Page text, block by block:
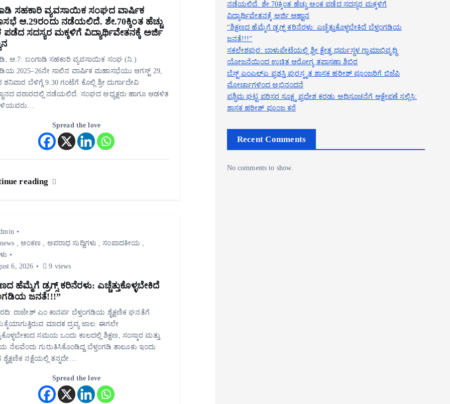
ಸಹಕಾರಿ ವ್ಯವಸಾಯಿಕ ಸಂಘದ ವಾರ್ಷಿಕ
ಆ.29ರಂದು ನಡೆಯಲಿದೆ. ಶೇ.70ಕ್ಕಿಂತ ಹೆಚ್ಚು
ಪಡೆದ ಸದಸ್ಯರ ಮಕ್ಕಳಿಗೆ ವಿದ್ಯಾರ್ಥಿವೇತನಕ್ಕೆ ಅರ್ಜಿ
ಆ.7: ಬಂಗಾಡಿ ಸಹಕಾರಿ ವ್ಯವಸಾಯಿಕ ಸಂಘ (ನಿ.)
2025–26ನೇ ಸಾಲಿನ ವಾರ್ಷಿಕ ಮಹಾಸಭೆಯು ಆಗಸ್ಟ್ 29,
ಶನಿವಾರ ಬೆಳಿಗ್ಗೆ 9.30 ಗಂಟೆಗೆ ಕೊಲ್ಲಿ ಶ್ರೀ ದುರ್ಗಾದೇವಿ
ವಠಾರದಲ್ಲಿ ನಡೆಯಲಿದೆ. ಸಂಘದ ಅಧ್ಯಕ್ಷರು ಹಾಗೂ ಆಡಳಿತ
Spread the love
reading
ಅಂಕಣ ಅಪರಾಧ ಸುದ್ದಿಗಳು ,ಸಂಪಾದಕೀಯ
6, 2026
9 views
ಹೆಮ್ಮೆಗೆ ಡ್ರಗ್ಸ್ ಕರಿನೆರಳು: ಎಚ್ಚೆತ್ತುಕೊಳ್ಳಬೇಕಿದೆ
ಜನತೆ!!!”
ರಾಜೇಶ್ ಎಂ ಕಾನರ್ಪ ಬೆಳ್ತಂಗಡಿಯ ಶೈಕ್ಷಣಿಕ ಘನತೆಗೆ
ಮಾದಕ ದ್ರವ್ಯ ಜಾಲ: ಈಗಲೇ
ಸಮಯ ಒಂದು ಕಾಲದಲ್ಲಿ ಶಿಕ್ಷಣ, ಸಂಸ್ಕಾರ ಮತ್ತು
ನೆಲವೆಂದು ಗುರುತಿಸಿಕೊಂಡಿದ್ದ ಬೆಳ್ತಂಗಡಿ ತಾಲೂಕು ಇಂದು
ಶೈಕ್ಷಣಿಕ ನಕ್ಷೆಯಲ್ಲಿ ತನ್ನದೇ…
Spread the love
ನಡೆಯಲಿದೆ. ಶೇ.70ಕ್ಕಿಂತ ಹೆಚ್ಚು ಅಂಕ ಪಡೆದ ಸದಸ್ಯರ ಮಕ್ಕಳಿಗೆ
ವಿದ್ಯಾರ್ಥಿವೇತನಕ್ಕೆ ಅರ್ಜಿ ಆಹ್ವಾನ
“ಶಿಕ್ಷಣದ ಹೆಮ್ಮೆಗೆ ಡ್ರಗ್ಸ್ ಕರಿನೆರಳು: ಎಚ್ಚೆತ್ತುಕೊಳ್ಳಬೇಕಿದೆ ಬೆಳ್ತಂಗಡಿಯ
ಜನತೆ!!!”
ಸಕಲೇಶಪುರ: ಬಾಳುಪೇಟೆಯಲ್ಲಿ ಶ್ರೀ ಕ್ಷೇತ್ರ ಧರ್ಮಸ್ಥಳ ಗ್ರಾಮಾಭಿವೃದ್ಧಿ
ಯೋಜನೆಯಿಂದ ಉಚಿತ ಆರೋಗ್ಯ ತಪಾಸಣಾ ಶಿಬಿರ
ಬೆಸ್ಟ್ ಎಂಎಲ್ಎ ಪ್ರಶಸ್ತಿ ಪುರಸ್ಕೃತ ಶಾಸಕ ಹರೀಶ್ ಪೂಂಜರಿಗೆ ಬಿಜೆಪಿ
ಮೋರ್ಚಾಗಳಿಂದ ಅಭಿನಂದನೆ
ಪಶ್ಚಿಮ ಘಟ್ಟ ಪರಿಸರ ಸೂಕ್ಷ್ಮ ಪ್ರದೇಶ ಕರಡು ಅಧಿಸೂಚನೆಗೆ ಆಕ್ಷೇಪಣೆ ಸಲ್ಲಿಸಿ:
ಶಾಸಕ ಹರೀಶ್ ಪೂಂಜ ಕರೆ
Recent Comments
No comments to show.